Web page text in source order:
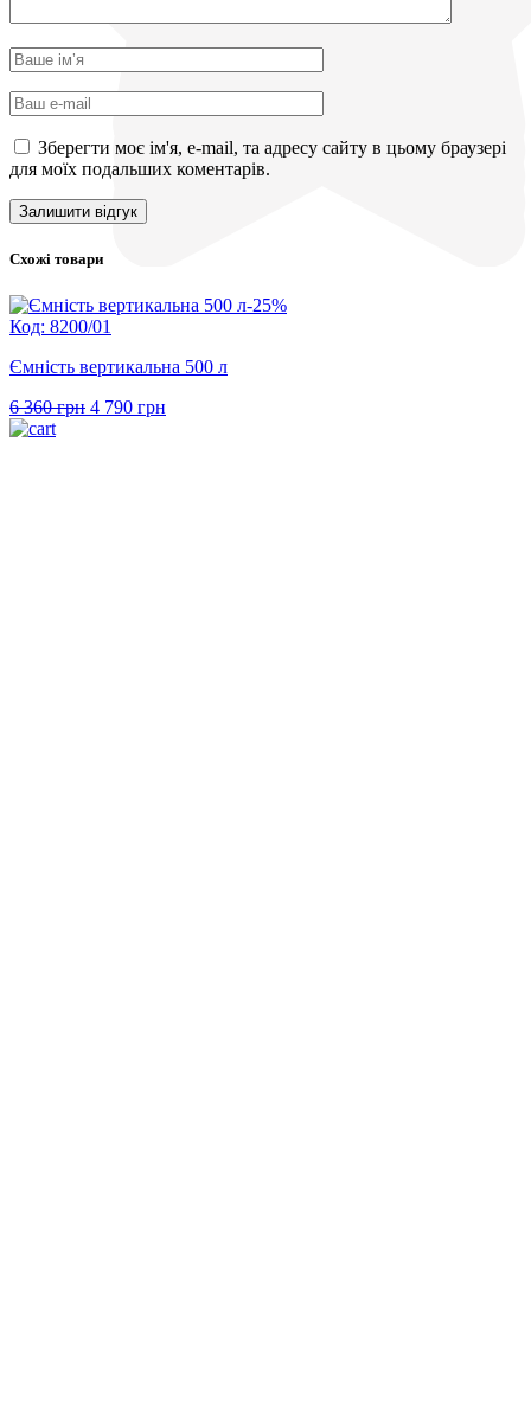
Зберегти моє ім'я, e-mail, та адресу сайту в цьому браузері
для моїх подальших коментарів.
Схожі товари
-25%
Код: 8200/01
Ємність вертикальна 500 л
6 360грн Оригінальна
4 790 грн